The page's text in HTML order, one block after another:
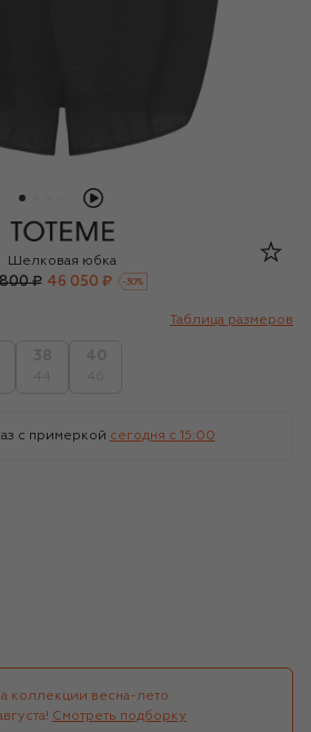
TOTEME
Шелковая юбка
₽ 46 050 ₽ -30%
Таблица размеров
с примеркой сегодня c 15:00
коллекции весна-лето
Смотреть подборку